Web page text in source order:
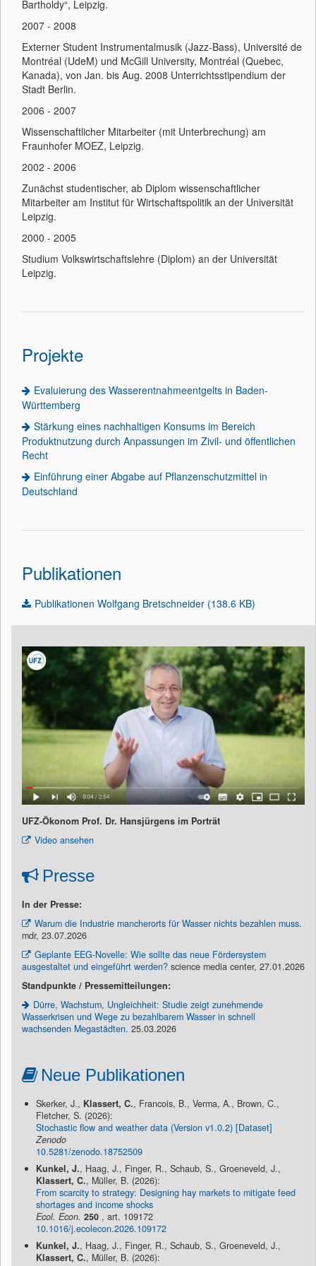
Bartholdy“, Leipzig.
2007 - 2008
Externer Student Instrumentalmusik (Jazz-Bass), Université de
Montréal (UdeM) und McGill University, Montréal (Quebec,
Kanada), von Jan. bis Aug. 2008 Unterrichtsstipendium der
Stadt Berlin.
2006 - 2007
Wissenschaftlicher Mitarbeiter (mit Unterbrechung) am
Fraunhofer MOEZ, Leipzig.
2002 - 2006
Zunächst studentischer, ab Diplom wissenschaftlicher
Mitarbeiter am Institut für Wirtschaftspolitik an der Universität
Leipzig.
2000 - 2005
Studium Volkswirtschaftslehre (Diplom) an der Universität
Leipzig.
Projekte
Evaluierung des Wasserentnahmeentgelts in Baden-
Württemberg
Stärkung eines nachhaltigen Konsums im Bereich
Produktnutzung durch Anpassungen im Zivil- und öffentlichen
Recht
Einführung einer Abgabe auf Pflanzenschutzmittel in
Deutschland
Publikationen
Publikationen Wolfgang Bretschneider (138.6 KB)
UFZ-Ökonom Prof. Dr. Hansjürgens im Porträt
Video ansehen
Presse
In der Presse:
Warum die Industrie mancherorts für Wasser nichts bezahlen muss.
mdr, 23.07.2026
Geplante EEG-Novelle: Wie sollte das neue Fördersystem
ausgestaltet und eingeführt werden? science media center, 27.01.2026
Standpunkte / Pressemitteilungen:
Dürre, Wachstum, Ungleichheit: Studie zeigt zunehmende
Wasserkrisen und Wege zu bezahlbarem Wasser in schnell
wachsenden Megastädten. 25.03.2026
Neue Publikationen
Skerker, J., Klassert, C., Francois, B., Verma, A., Brown, C.,
Fletcher, S. (2026):
Stochastic flow and weather data (Version v1.0.2) [Dataset]
Zenodo
10.5281/zenodo.18752509
Kunkel, J., Haag, J., Finger, R., Schaub, S., Groeneveld, J.,
Klassert, C., Müller, B. (2026):
From scarcity to strategy: Designing hay markets to mitigate feed
shortages and income shocks
Ecol. Econ. 250 , art. 109172
10.1016/j.ecolecon.2026.109172
Kunkel, J., Haag, J., Finger, R., Schaub, S., Groeneveld, J.,
Klassert, C., Müller, B. (2026):